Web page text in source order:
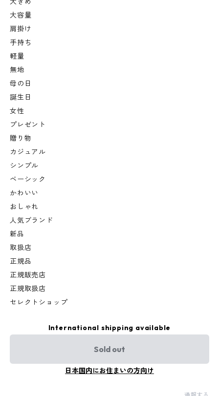
大容量
肩掛け
手持ち
軽量
無地
母の日
誕生日
女性
プレゼント
贈り物
カジュアル
シンプル
ベーシック
かわいい
おしゃれ
人気ブランド
新品
取扱店
正規品
正規販売店
正規取扱店
セレクトショップ
International shipping available
Sold out
日本国内にお住まいの方向け